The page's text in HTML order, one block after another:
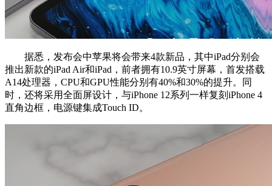
据悉，发布会中苹果将会带来4款新品，其中iPad分别会
推出新款的iPad Air和iPad，前者拥有10.9英寸屏幕，首发搭载
A14处理器，CPU和GPU性能分别有40%和30%的提升。同
时，还将采用全面屏设计，与iPhone 12系列一样复刻iPhone 4
直角边框，电源键集成Touch ID。